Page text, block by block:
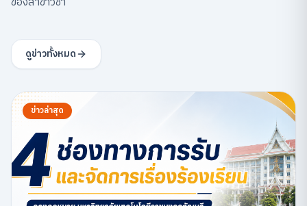
ดูข่าวทั้งหมด
ข่าวล่าสุด